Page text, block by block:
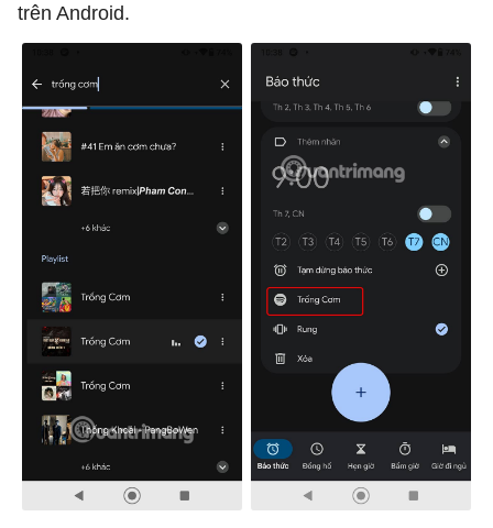
trên Android.